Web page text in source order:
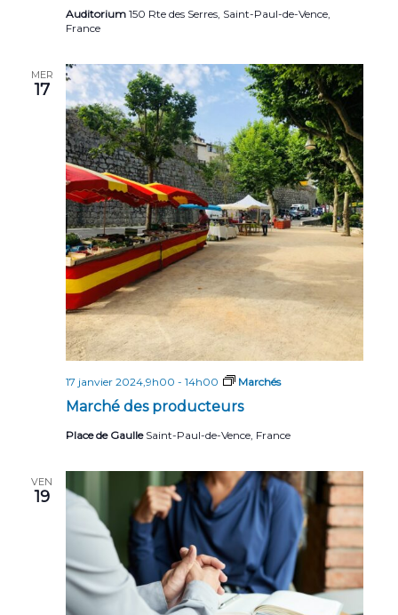
Auditorium 150 Rte des Serres, Saint-Paul-de-Vence,
France
MER
17
Marché des producteurs
17 janvier 2024,9h00 - 14h00 Marchés
Place de Gaulle Saint-Paul-de-Vence, France
VEN
19